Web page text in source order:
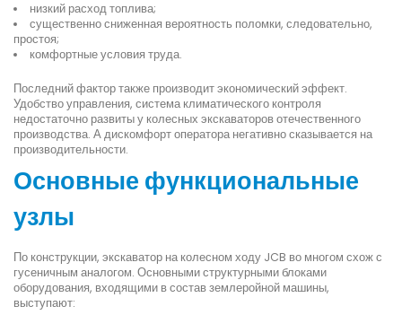
низкий расход топлива;
существенно сниженная вероятность поломки, следовательно,
простоя;
комфортные условия труда.
Последний фактор также производит экономический эффект.
Удобство управления, система климатического контроля
недостаточно развиты у колесных экскаваторов отечественного
производства. А дискомфорт оператора негативно сказывается на
производительности.
Основные функциональные
узлы
По конструкции, экскаватор на колесном ходу JCB во многом схож с
гусеничным аналогом. Основными структурными блоками
оборудования, входящими в состав землеройной машины,
выступают: